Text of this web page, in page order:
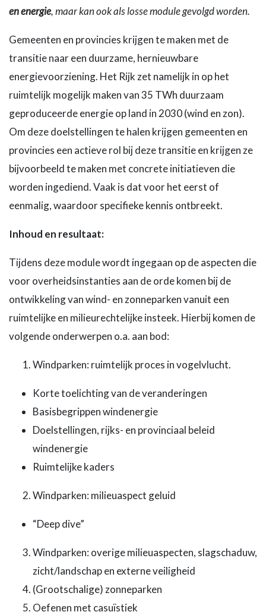
en energie, maar kan ook als losse module gevolgd worden.
Gemeenten en provincies krijgen te maken met de
transitie naar een duurzame, hernieuwbare
energievoorziening. Het Rijk zet namelijk in op het
ruimtelijk mogelijk maken van 35 TWh duurzaam
geproduceerde energie op land in 2030 (wind en zon).
Om deze doelstellingen te halen krijgen gemeenten en
provincies een actieve rol bij deze transitie en krijgen ze
bijvoorbeeld te maken met concrete initiatieven die
worden ingediend. Vaak is dat voor het eerst of
eenmalig, waardoor specifieke kennis ontbreekt.
Inhoud en resultaat:
Tijdens deze module wordt ingegaan op de aspecten die
voor overheidsinstanties aan de orde komen bij de
ontwikkeling van wind- en zonneparken vanuit een
ruimtelijke en milieurechtelijke insteek. Hierbij komen de
volgende onderwerpen o.a. aan bod:
Windparken: ruimtelijk proces in vogelvlucht.
Korte toelichting van de veranderingen
Basisbegrippen windenergie
Doelstellingen, rijks- en provinciaal beleid
windenergie
Ruimtelijke kaders
Windparken: milieuaspect geluid
“Deep dive”
Windparken: overige milieuaspecten, slagschaduw,
zicht/landschap en externe veiligheid
(Grootschalige) zonneparken
Oefenen met casuïstiek